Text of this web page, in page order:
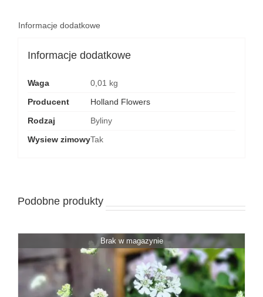
Informacje dodatkowe
Informacje dodatkowe
Waga
0,01 kg
Producent
Holland Flowers
Rodzaj
Byliny
Wysiew zimowyTak
Podobne produkty
Brak w magazynie